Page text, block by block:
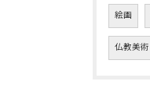
絵画
仏教美術